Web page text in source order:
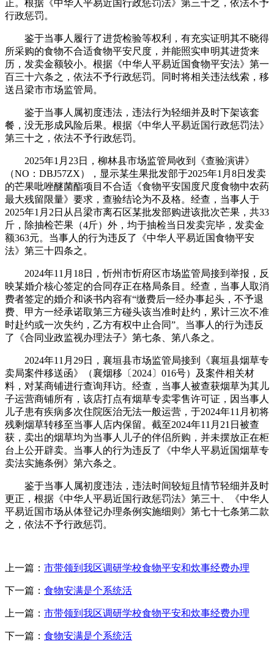
正。根据《中华人平易近国行政惩罚法》第三十之，依法不予
行政惩罚。
鉴于当事人履行了进货检验等权利，有充实证明其不晓得
所采购的食物不合适食物平安尺度，并能照实申明其进货来
历，发卖金额较小。根据《中华人平易近国食物平安法》第一
百三十六条之，依法不予行政惩罚。同时将相关违法线索，移
送吕梁市市场监管局。
鉴于当事人属初度违法，违法行为轻细并及时下架该套
餐，没无形成风险后果。根据《中华人平易近国行政惩罚法》
第三十之，依法不予行政惩罚。
2025年1月23日，柳林县市场监管局收到《查验演讲》
（NO：DBJ57ZX），显示某生果批发部于2025年1月8日发卖
的芒果吡唑醚菌酯项目不合适《食物平安国度尺度食物中农药
最大残留限量》要求，查验结论为不及格。经查，当事人于
2025年1月2日从吕梁市离石区某批发部购进该批次芒果，共33
斤，除抽检芒果（4斤）外，均于抽检当日发卖完毕，发卖金
额363元。当事人的行为违反了《中华人平易近国食物平安
法》第三十四条之。
2024年11月18日，忻州市忻府区市场监管局接到举报，反
映某婚介核心签定的合同存正在格局条目。经查，当事人取消
费者签定的婚介和谈书内容有“缴费后一经办事起头，不予退
费、甲方一经承诺取第三方碰头该当准时赴约，累计三次不准
时赴约或一次失约，乙方有权中止合同”。当事人的行为违反
了《合同业政监视办理法子》第七条、第八条之。
2024年11月29日，襄垣县市场监管局接到《襄垣县烟草专
卖局案件移送函》（襄烟移〔2024〕016号）及案件相关材
料，对某商铺进行查询拜访。经查，当事人被查获烟草为其儿
子运营商铺所有，该店打点有烟草专卖零售许可证，因当事人
儿子患有疾病多次住院医治无法一般运营，于2024年11月初将
残剩烟草转移至当事人店内保留。截至2024年11月21日被查
获，卖出的烟草均为当事人儿子的伴侣所购，并未摆放正在柜
台上公开辟卖。当事人的行为违反了《中华人平易近国烟草专
卖法实施条例》第六条之。
鉴于当事人属初度违法，违法时间较短且情节轻细并及时
更正，根据《中华人平易近国行政惩罚法》第三十、《中华人
平易近国市场从体登记办理条例实施细则》第七十七条第二款
之，依法不予行政惩罚。
上一篇： 市带领到我区调研学校食物平安和炊事经费办理
下一篇： 食物安满是个系统活
上一篇： 市带领到我区调研学校食物平安和炊事经费办理
下一篇： 食物安满是个系统活